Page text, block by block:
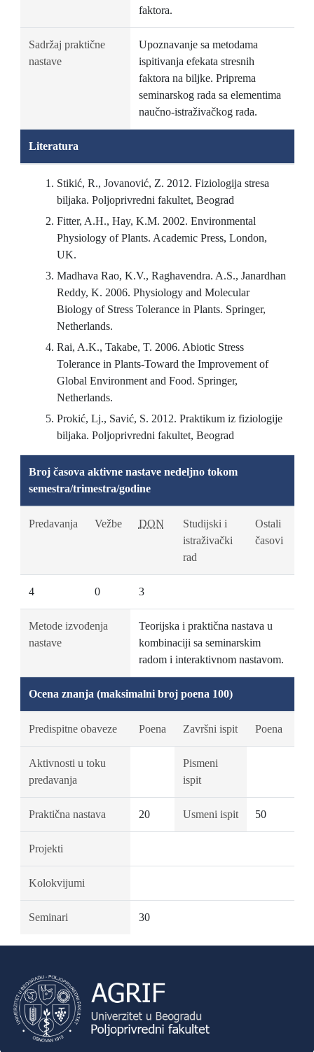
faktora.
Sadržaj praktične
nastave
Upoznavanje sa metodama
ispitivanja efekata stresnih
faktora na biljke. Priprema
seminarskog rada sa elementima
naučno-istraživačkog rada.
Literatura
Stikić, R., Jovanović, Z. 2012. Fiziologija stresa
biljaka. Poljoprivredni fakultet, Beograd
Fitter, A.H., Hay, K.M. 2002. Environmental
Physiology of Plants. Academic Press, London,
UK.
Madhava Rao, K.V., Raghavendra. A.S., Janardhan
Reddy, K. 2006. Physiology and Molecular
Biology of Stress Tolerance in Plants. Springer,
Netherlands.
Rai, A.K., Takabe, T. 2006. Abiotic Stress
Tolerance in Plants-Toward the Improvement of
Global Environment and Food. Springer,
Netherlands.
Prokić, Lj., Savić, S. 2012. Praktikum iz fiziologije
biljaka. Poljoprivredni fakultet, Beograd
Broj časova aktivne nastave nedeljno tokom
semestra/trimestra/godine
Predavanja Vežbe DON
Studijski i
istraživački
rad
Ostali
časovi
4 0 3
Metode izvođenja
nastave
Teorijska i praktična nastava u
kombinaciji sa seminarskim
radom i interaktivnom nastavom.
Ocena znanja (maksimalni broj poena 100)
Predispitne obaveze Poena Završni ispit Poena
Aktivnosti u toku
predavanja
Pismeni
ispit
Praktična nastava 20 Usmeni ispit 50
Projekti
Kolokvijumi
Seminari 30